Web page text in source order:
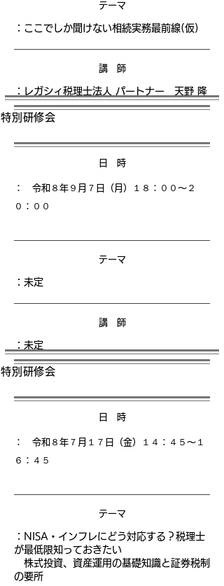
テーマ
：ここでしか聞けない相続実務最前線(仮)
講 師
：レガシィ税理士法人 パートナー 天野 隆
特別研修会
日 時
： 令和８年９月７日（月）１８
：００〜２
０：００
テーマ
：未定
講 師
：未定
特別研修会
日 時
： 令和８年７月１７日（金）１４
：４５〜１
６：４５
テーマ
： NISA・インフレにどう対応する？税理士
が最低限知っておきたい
株式投資、資産運用の基礎知識と証券税制
の要所